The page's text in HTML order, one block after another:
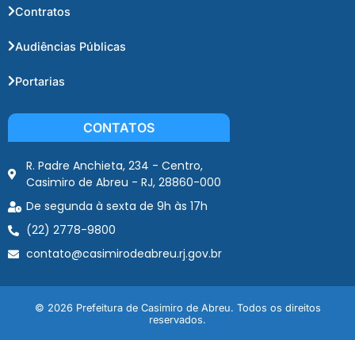
Contratos
Audiências Públicas
Portarias
CONTATOS
R. Padre Anchieta, 234 - Centro,
Casimiro de Abreu - RJ, 28860-000
De segunda à sexta de 9h às 17h
(22) 2778-9800
contato@casimirodeabreu.rj.gov.br
© 2026 Prefeitura de Casimiro de Abreu. Todos os direitos
reservados.